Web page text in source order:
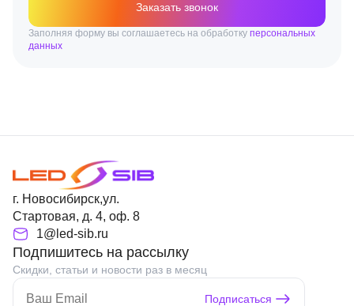
Заказать звонок
Заполняя форму вы соглашаетесь на обработку персональных
данных
г. Новосибирск,ул.
Стартовая, д. 4, оф. 8
1@led-sib.ru
Подпишитесь на рассылку
Скидки, статьи и новости раз в месяц
Подписаться